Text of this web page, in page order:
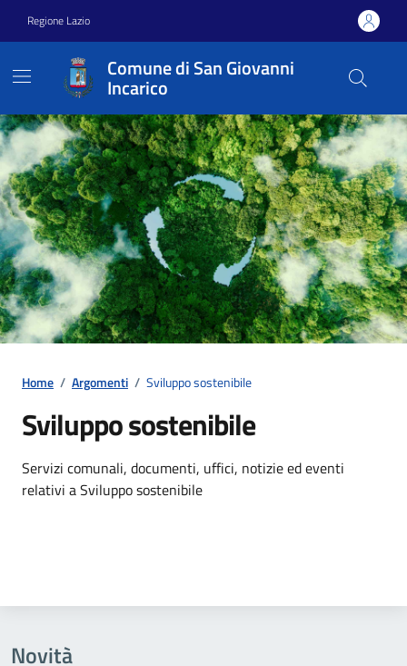
Regione Lazio
Comune di San Giovanni
Incarico
Home / Argomenti / Sviluppo sostenibile
Sviluppo sostenibile
Dettagli dell'argomento
Servizi comunali, documenti, uffici, notizie ed eventi
relativi a Sviluppo sostenibile
Novità